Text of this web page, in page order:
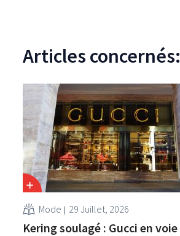
Articles concernés:
Mode 29 Juillet, 2026
Kering soulagé : Gucci en voie